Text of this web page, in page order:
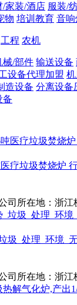
/家装/酒店 服装/
物 培训教育 音响
工程 农机
械/部件 输送设备
设备代理加盟
造设备 分离设备
备
疗垃圾焚烧炉
司所在地：浙江
圾_处理_环境_
司所在地：浙江